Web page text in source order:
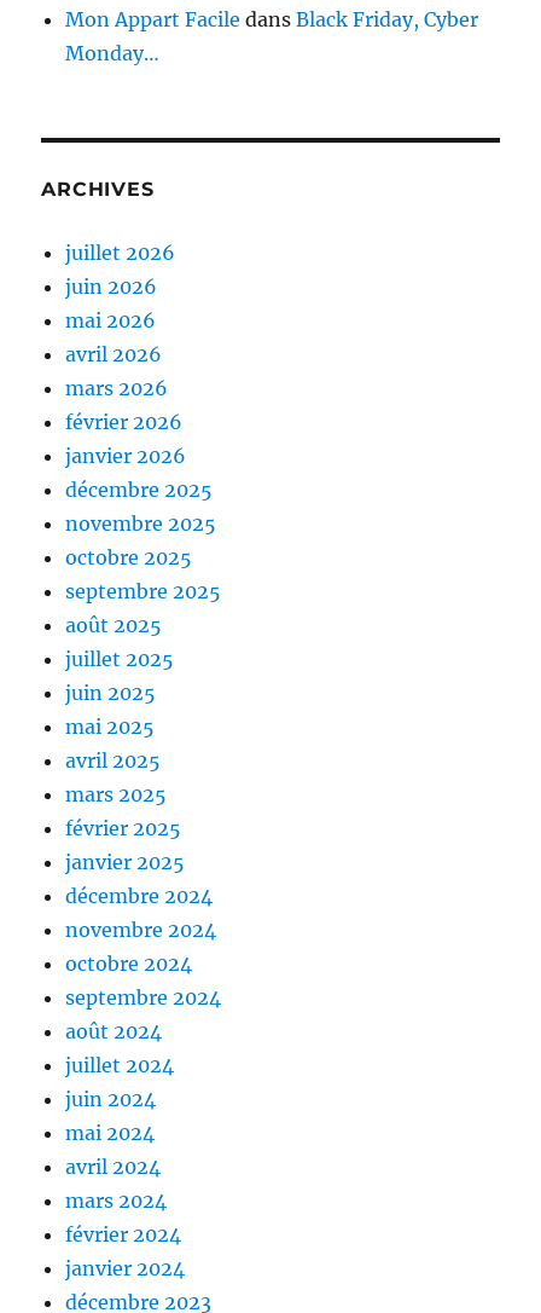
Mon Appart Facile dansBlack Friday, Cyber
Monday…
ARCHIVES
juillet 2026
juin 2026
mai 2026
avril 2026
mars 2026
février 2026
janvier 2026
décembre 2025
novembre 2025
octobre 2025
septembre 2025
août 2025
juillet 2025
juin 2025
mai 2025
avril 2025
mars 2025
février 2025
janvier 2025
décembre 2024
novembre 2024
octobre 2024
septembre 2024
août 2024
juillet 2024
juin 2024
mai 2024
avril 2024
mars 2024
février 2024
janvier 2024
décembre 2023